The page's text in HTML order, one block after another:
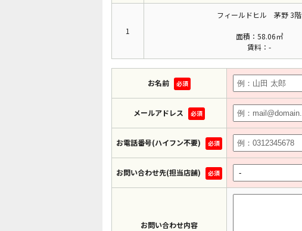
1
フィールドヒル 茅野 3階
面積：58.06㎡
賃料：-
お名前 必須
メールアドレス 必須
お電話番号(ハイフン不要) 必須
お問い合わせ先(担当店舗) 必須
お問い合わせ内容